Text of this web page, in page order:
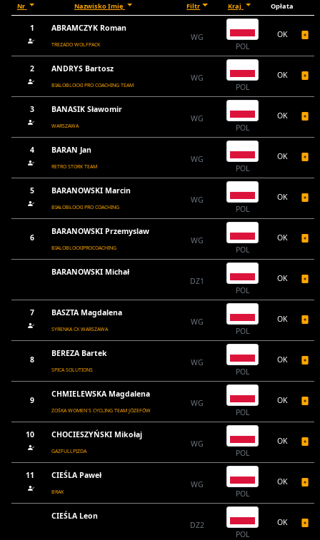
Nr Nazwisko Imię Filtr Kraj Opłata
1 ABRAMCZYK Roman
TREZADO WOLFPACK
WG
POL
OK
2 ANDRYS Bartosz
BIALOBLOCKI PRO COACHING TEAM
WG
POL
OK
3 BANASIK Sławomir
WARSZAWA
WG
POL
OK
4 BARAN Jan
RETRO STORK TEAM
WG
POL
OK
5 BARANOWSKI Marcin
BIAŁOBŁOCKI PRO COACHING
WG
POL
OK
6
BARANOWSKI Przemyslaw
BIALOBLOCKIPROCOACHING
WG
POL
OK
BARANOWSKI Michał
DZ1
POL
OK
7 BASZTA Magdalena
SYRENKA CX WARSZAWA
WG
POL
OK
8
BEREZA Bartek
SPICA SOLUTIONS
WG
POL
OK
9
CHMIELEWSKA Magdalena
ZOŚKA WOMEN`S CYCLING TEAM JÓZEFÓW
WG
POL
OK
10 CHOCIESZYŃSKI Mikołaj
GAZFULLPIZDA
WG
POL
OK
11 CIEŚLA Paweł
BRAK
WG
POL
OK
CIEŚLA Leon
DZ2
POL
OK